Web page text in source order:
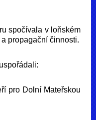
spočívala v loňském
propagační činnosti.
pro Dolní Mateřskou